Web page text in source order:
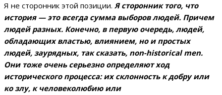
Я не сторонник этой позиции. Я сторонник того, что
история — это всегда сумма выборов людей. Причем
людей разных. Конечно, в первую очередь, людей,
обладающих властью, влиянием, но и простых
людей, заурядных, так сказать, non-historical men.
Они тоже очень серьезно определяют ход
исторического процесса: их склонность к добру или
ко злу, к человеколюбию или